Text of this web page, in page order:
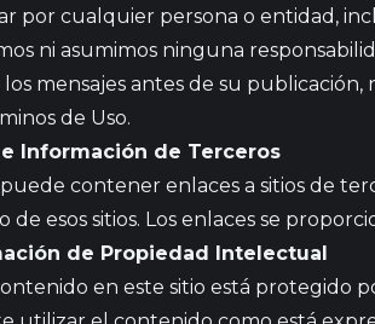
por cualquier persona o entidad,
ni asumimos ninguna
los mensajes antes de su
de Uso.
Información de Terceros
contener enlaces a sitios de
de esos sitios. Los enlaces se
de Propiedad Intelectual
en este sitio está protegido